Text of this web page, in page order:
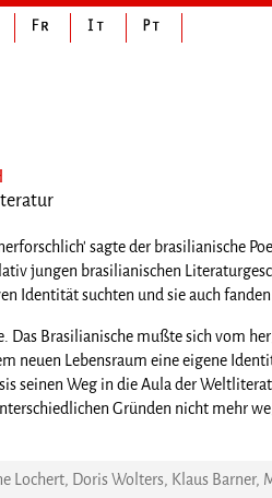
sagte der brasilianische
jungen brasilianischen
Identität suchten und sie auch
Brasilianische mußte sich vom
neuen Lebensraum eine eigene
seinen Weg in die Aula der
Gründen nicht mehr
Lochert, Doris Wolters, Klaus Barner,